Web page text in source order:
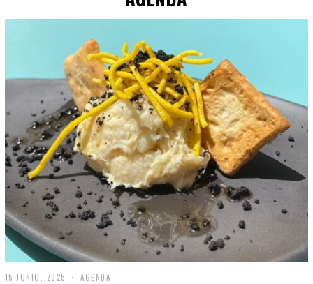
15 JUNIO, 2025 AGENDA